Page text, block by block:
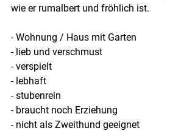
wie er rumalbert und fröhlich ist.
- Wohnung / Haus mit Garten
- lieb und verschmust
- verspielt
- lebhaft
- stubenrein
- braucht noch Erziehung
- nicht als Zweithund geeignet